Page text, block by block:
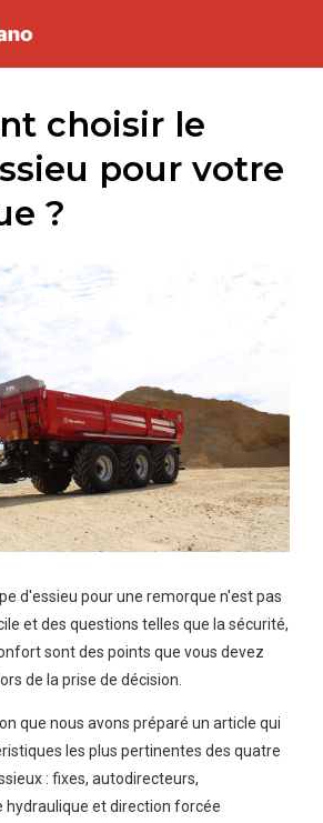
choisir le
pour votre
?
d'essieu pour une remorque n'est pas
et des questions telles que la sécurité,
sont des points que vous devez
de la prise de décision.
que nous avons préparé un article qui
les plus pertinentes des quatre
: fixes, autodirecteurs,
hydraulique et direction forcée